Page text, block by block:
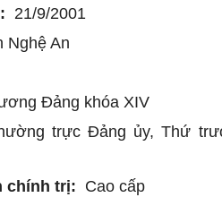
21/9/2001
Nghệ An
Đảng khóa XIV
trực Đảng ủy, Thứ
chính trị:
Cao cấp